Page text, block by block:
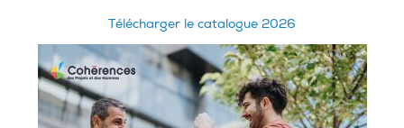
Télécharger le catalogue 2026